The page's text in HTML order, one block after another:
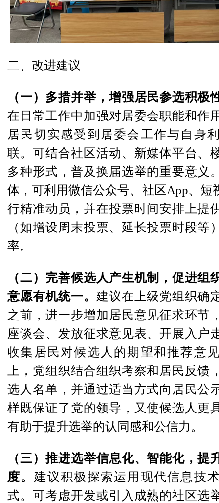
二、改进建议
（一）多措并举，增强居民参选积极
在日常工作中加强对居委会职能和作
居民切实感受到居委会工作与自身
联。可结合社区活动、新媒体平台、
多种形式，普及换届选举的重要意义
体，可利用微信公众号、社区App、短
行精准动员，并在投票时间安排上提
（如增设周末投票、延长投票时段等
率。
（二）完善候选人产生机制，促进组
意愿有机统一。 建议在上级党组织确
之前，进一步增加居民意见征求环节
座谈会、发放征求意见表、开展入户
收集居民对候选人的期望和推荐意
上，党组织结合组织考察和居民反馈
选人名单，并通过适当方式向居民公
样既保证了党的领导，又使候选人更
有助于提升选举的认同感和公信力。
（三）推进选举信息化、智能化，提
度。 建议积极探索运用现代信息技
式。可考虑开发或引入成熟的社区选